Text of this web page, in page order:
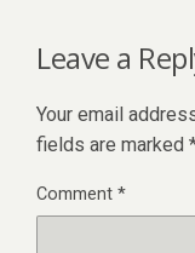
Leave a
Your email
fields are marked
Comment*